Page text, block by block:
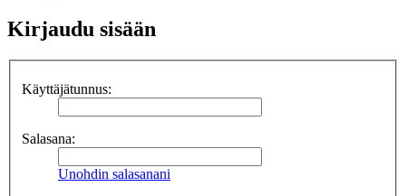
Kirjaudu sisään
Käyttäjätunnus:
Salasana:
Unohdin salasanani